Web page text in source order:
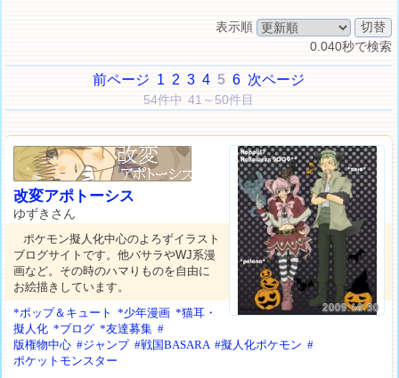
表示順
0.040秒で検索
前ページ 1 2 3 4 5 6 次ページ
54件中 41～50件目
2009.10.30
改変アポトーシス
ゆずきさん
ポケモン擬人化中心のよろずイラスト
ブログサイトです。他バサラやWJ系漫
画など。その時のハマりものを自由に
お絵描きしています。
*ポップ＆キュート
*少年漫画 *猫耳・
擬人化 *ブログ *友達募集 #
版権物中心 #ジャンプ #戦国BASARA #擬人化ポケモン #
ポケットモンスター